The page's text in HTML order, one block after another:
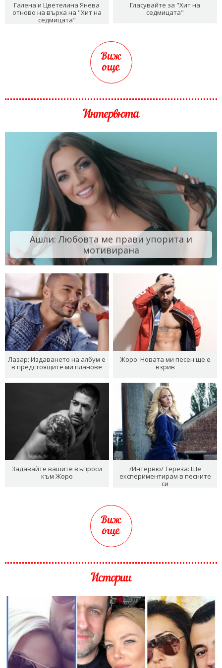
Галена и Цветелина Янева
отново на върха на "Хит на
седмицата"
Гласувайте за "Хит на
седмицата"
Виж
още
Интервюта
Ашли: Любовта ме прави упорита и
мотивирана
Лазар: Издаването на албум е
в предстоящите ми планове
Жоро: Новата ми песен ще е
взрив
Задавайте вашите въпроси
към Жоро
/Интервю/ Тереза: Ще
експериментирам в песните
си
Виж
още
Истории